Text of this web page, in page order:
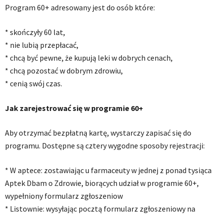
Program 60+ adresowany jest do osób które:
* skończyły 60 lat,
* nie lubią przepłacać,
* chcą być pewne, że kupują leki w dobrych cenach,
* chcą pozostać w dobrym zdrowiu,
* cenią swój czas.
Jak zarejestrować się w programie 60+
Aby otrzymać bezpłatną kartę, wystarczy zapisać się do
programu. Dostępne są cztery wygodne sposoby rejestracji:
* W aptece: zostawiając u farmaceuty w jednej z ponad tysiąca
Aptek Dbam o Zdrowie, biorących udział w programie 60+,
wypełniony formularz zgłoszeniow
* Listownie: wysyłając pocztą formularz zgłoszeniowy na